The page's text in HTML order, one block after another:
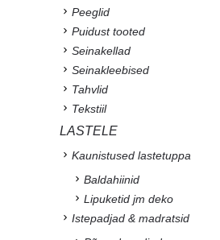
Peeglid
Puidust tooted
Seinakellad
Seinakleebised
Tahvlid
Tekstiil
LASTELE
Kaunistused lastetuppa
Baldahiinid
Lipuketid jm deko
Istepadjad & madratsid